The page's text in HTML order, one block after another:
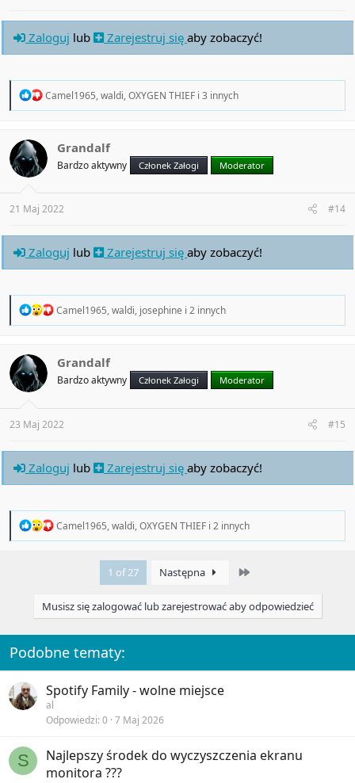
Zaloguj lub Zarejestruj się aby zobaczyć!
R
i
o
s
:
Camel1965,waldi,OXYGEN THIEF i 3 innych
Grandalf
Bardzo aktywny Członek Załogi Moderator
21 Maj 2022 #14
Zaloguj lub Zarejestruj się aby zobaczyć!
R
t
o
s
:
Camel1965,waldi, josephine i 2 innych
Grandalf
Bardzo aktywny Członek Załogi Moderator
23 Maj 2022 #15
Zaloguj lub Zarejestruj się aby zobaczyć!
R
n
:
Camel1965,waldi,OXYGEN THIEF i 2 innych
1 of 27 Następna
Musisz się zalogować lub zarejestrować aby odpowiedzieć
Podobne tematy:
Spotify Family - wolne miejsce
al
Odpowiedzi 0 7 Maj 2026
S
Najlepszy środek do wyczyszczenia ekranu
monitora ???